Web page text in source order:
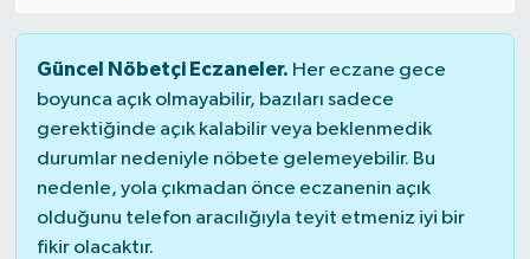
Güncel Nöbetçi Eczaneler. Her eczane gece
boyunca açık olmayabilir, bazıları sadece
gerektiğinde açık kalabilir veya beklenmedik
durumlar nedeniyle nöbete gelemeyebilir. Bu
nedenle, yola çıkmadan önce eczanenin açık
olduğunu telefon aracılığıyla teyit etmeniz iyi bir
fikir olacaktır.